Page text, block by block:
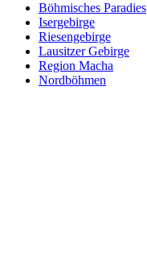
Böhmisches Paradies
Isergebirge
Riesengebirge
Lausitzer Gebirge
Region Macha
Nordböhmen